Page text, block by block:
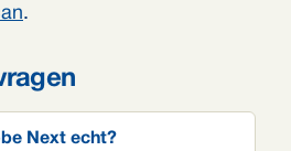
.
Next echt?